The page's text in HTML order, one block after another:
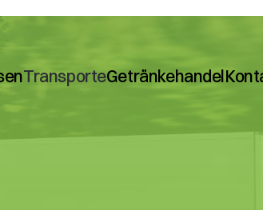
TransporteGetränkehandel